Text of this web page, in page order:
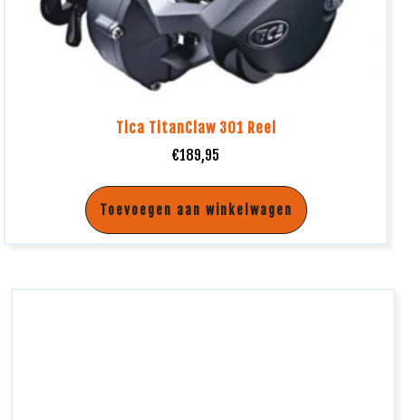
Tica TitanClaw 301 Reel
€189,95
Toevoegen aan winkelwagen